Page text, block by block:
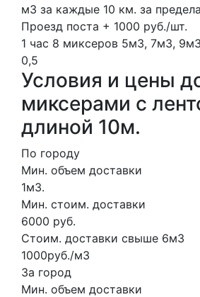
м3 за каждые 10 км. за
Проезд поста + 1000 руб./шт.
1 час 8 миксеров 5м3, 7м3,
0,5
Условия и цены
миксерами с
длиной 10м.
По городу
Мин. объем доставки
1м3.
Мин. стоим. доставки
6000 руб.
Стоим. доставки свыше 6м3
1000руб./м3
За город
Мин. объем доставки